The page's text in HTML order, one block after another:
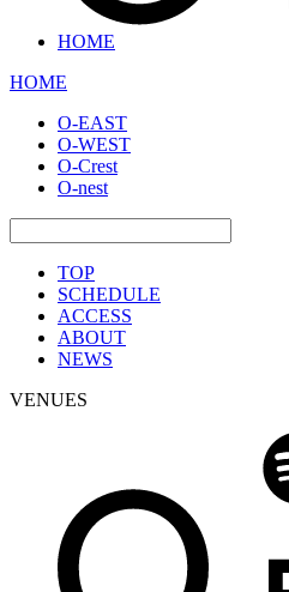
HOME
HOME
O-EAST
O-WEST
O-Crest
O-nest
TOP
SCHEDULE
ACCESS
ABOUT
NEWS
VENUES